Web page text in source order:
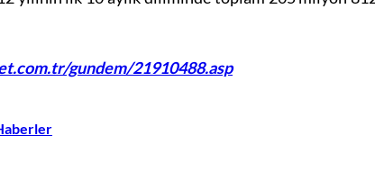
gundem/21910488.asp